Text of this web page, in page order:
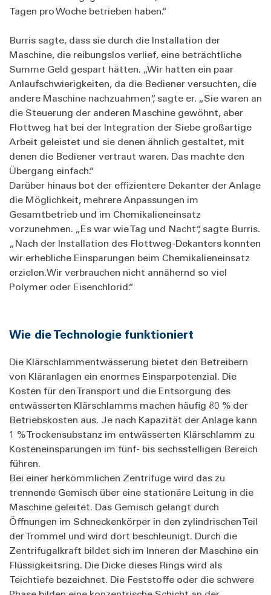
Tagen pro Woche betrieben haben.“
Burris sagte, dass sie durch die Installation der
Maschine, die reibungslos verlief, eine beträchtliche
Summe Geld gespart hätten. „Wir hatten ein paar
Anlaufschwierigkeiten, da die Bediener versuchten, die
andere Maschine nachzuahmen“, sagte er. „Sie waren an
die Steuerung der anderen Maschine gewöhnt, aber
Flottweg hat bei der Integration der Siebe großartige
Arbeit geleistet und sie denen ähnlich gestaltet, mit
denen die Bediener vertraut waren. Das machte den
Übergang einfach.“
Darüber hinaus bot der effizientere Dekanter der Anlage
die Möglichkeit, mehrere Anpassungen im
Gesamtbetrieb und im Chemikalieneinsatz
vorzunehmen. „Es war wie Tag und Nacht“, sagte Burris.
„Nach der Installation des Flottweg-Dekanters konnten
wir erhebliche Einsparungen beim Chemikalieneinsatz
erzielen.Wir verbrauchen nicht annähernd so viel
Polymer oder Eisenchlorid.“
Wie die Technologie funktioniert
Die Klärschlammentwässerung bietet den Betreibern
von Kläranlagen ein enormes Einsparpotenzial. Die
Kosten für den Transport und die Entsorgung des
entwässerten Klärschlamms machen häufig 80 % der
Betriebskosten aus. Je nach Kapazität der Anlage kann
1 % Trockensubstanz im entwässerten Klärschlamm zu
Kosteneinsparungen im fünf- bis sechsstelligen Bereich
führen.
Bei einer herkömmlichen Zentrifuge wird das zu
trennende Gemisch über eine stationäre Leitung in die
Maschine geleitet. Das Gemisch gelangt durch
Öffnungen im Schneckenkörper in den zylindrischen Teil
der Trommel und wird dort beschleunigt. Durch die
Zentrifugalkraft bildet sich im Inneren der Maschine ein
Flüssigkeitsring. Die Dicke dieses Rings wird als
Teichtiefe bezeichnet. Die Feststoffe oder die schwere